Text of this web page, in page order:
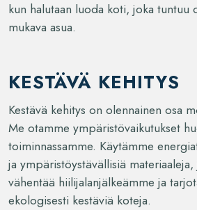
kun halutaan luoda koti, joka tuntuu
mukava asua.
KESTÄVÄ KEHITYS
Kestävä kehitys on olennainen osa
Me otamme ympäristövaikutukset
toiminnassamme. Käytämme
ja ympäristöystävällisiä
vähentää hiilijalanjälkeämme ja
ekologisesti kestäviä koteja.